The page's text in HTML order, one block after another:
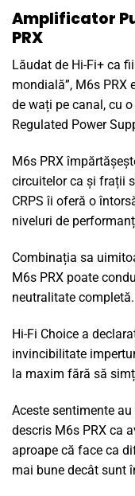
Amplificator
PRX
Lăudat de Hi-Fi+ ca
mondială”, M6s PRX
de wați pe canal, cu
Regulated Power
M6s PRX
circuitelor ca și frații
CRPS îi oferă o
niveluri de
Combinația sa
M6s PRX poate
neutralitate completă.
Hi-Fi Choice a
invincibilitate
la maxim fără să
Aceste sentimente
descris M6s PRX ca
aproape că face ca
mai bune decât sunt